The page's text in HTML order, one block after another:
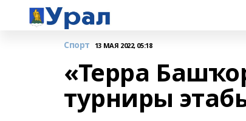
Спорт 13 МАЯ 2022, 05:18
«Терра
турниры